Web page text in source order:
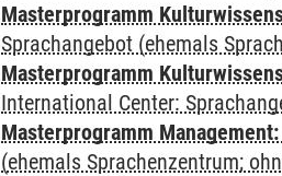
Masterprogramm
Sprachangebot (ehemals
Masterprogramm
International Center:
Masterprogramm
(ehemals Sprachenzentrum;